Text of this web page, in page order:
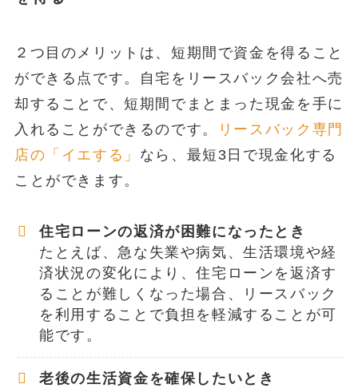
２つ目のメリットは、短期間で資金を得ること
ができる点です。自宅をリースバック会社へ売
却することで、短期間でまとまった現金を手に
入れることができるのです。
リースバック専門
店の「イエする」 なら、最短3日で現金化する
ことができます。
住宅ローンの返済が困難になったとき
たとえば、急な失業や病気、生活環境や経
済状況の変化により、住宅ローンを返済す
ることが難しくなった場合、リースバック
を利用することで負担を軽減することが可
能です。
老後の生活資金を確保したいとき